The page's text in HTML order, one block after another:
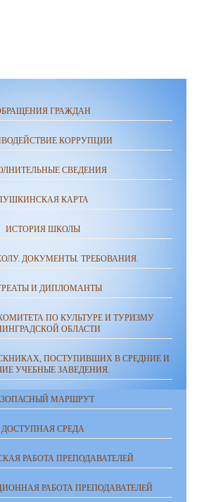
ГРАЖДАН
КОРРУПЦИИ
СВЕДЕНИЯ
КАРТА
ИСТОРИЯ ШКОЛЫ
ДОКУМЕНТЫ. ТРЕБОВАНИЯ.
И ДИПЛОМАНТЫ
ПО КУЛЬТУРЕ И ТУРИЗМУ
ОБЛАСТИ
ПОСТУПИВШИХ В СРЕДНИЕ И
УЧЕБНЫЕ ЗАВЕДЕНИЯ.
МАРШРУТ
ДОСТУПНАЯ СРЕДА
РАБОТА ПРЕПОДАВАТЕЛЕЙ
РАБОТА ПРЕПОДАВАТЕЛЕЙ